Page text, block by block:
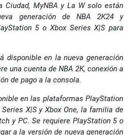
Ciudad, MyNBA y La W solo están
generación de NBA 2K24 y
5 o Xbox Series X|S para
disponible en la nueva generación
una cuenta de NBA 2K, conexión a
de pago a la consola.
en las plataformas PlayStation
X|S y Xbox One, la familia de
y PC. Se requiere PlayStation 5 o
a la versión de nueva generación